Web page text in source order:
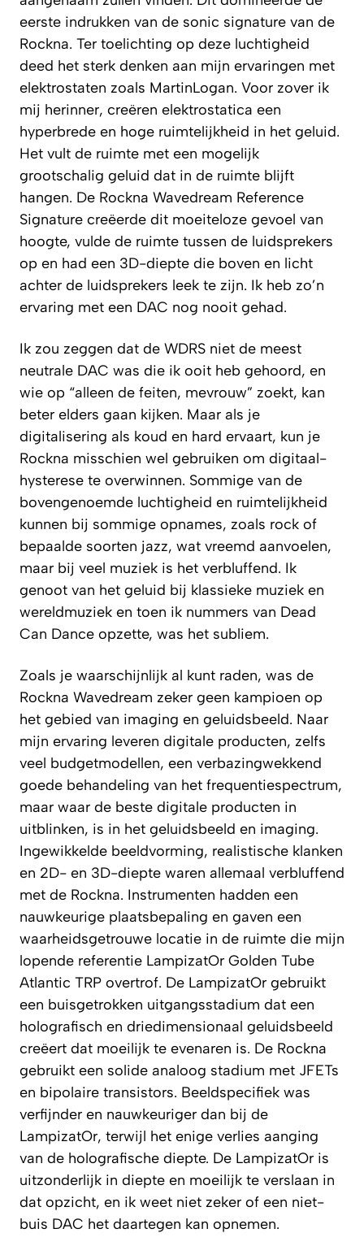
eerste indrukken van de sonic signature van de
Rockna. Ter toelichting op deze luchtigheid
deed het sterk denken aan mijn ervaringen met
elektrostaten zoals MartinLogan. Voor zover ik
mij herinner, creëren elektrostatica een
hyperbrede en hoge ruimtelijkheid in het geluid.
Het vult de ruimte met een mogelijk
grootschalig geluid dat in de ruimte blijft
hangen. De Rockna Wavedream Reference
Signature creëerde dit moeiteloze gevoel van
hoogte, vulde de ruimte tussen de luidsprekers
op en had een 3D-diepte die boven en licht
achter de luidsprekers leek te zijn. Ik heb zo’n
ervaring met een DAC nog nooit gehad.
Ik zou zeggen dat de WDRS niet de meest
neutrale DAC was die ik ooit heb gehoord, en
wie op “alleen de feiten, mevrouw” zoekt, kan
beter elders gaan kijken. Maar als je
digitalisering als koud en hard ervaart, kun je
Rockna misschien wel gebruiken om digitaal-
hysterese te overwinnen. Sommige van de
bovengenoemde luchtigheid en ruimtelijkheid
kunnen bij sommige opnames, zoals rock of
bepaalde soorten jazz, wat vreemd aanvoelen,
maar bij veel muziek is het verbluffend. Ik
genoot van het geluid bij klassieke muziek en
wereldmuziek en toen ik nummers van Dead
Can Dance opzette, was het subliem.
Zoals je waarschijnlijk al kunt raden, was de
Rockna Wavedream zeker geen kampioen op
het gebied van imaging en geluidsbeeld. Naar
mijn ervaring leveren digitale producten, zelfs
veel budgetmodellen, een verbazingwekkend
goede behandeling van het frequentiespectrum,
maar waar de beste digitale producten in
uitblinken, is in het geluidsbeeld en imaging.
Ingewikkelde beeldvorming, realistische klanken
en 2D- en 3D-diepte waren allemaal verbluffend
met de Rockna. Instrumenten hadden een
nauwkeurige plaatsbepaling en gaven een
waarheidsgetrouwe locatie in de ruimte die mijn
lopende referentie LampizatOr Golden Tube
Atlantic TRP overtrof. De LampizatOr gebruikt
een buisgetrokken uitgangsstadium dat een
holografisch en driedimensionaal geluidsbeeld
creëert dat moeilijk te evenaren is. De Rockna
gebruikt een solide analoog stadium met JFETs
en bipolaire transistors. Beeldspecifiek was
verfijnder en nauwkeuriger dan bij de
LampizatOr, terwijl het enige verlies aanging
van de holografische diepte. De LampizatOr is
uitzonderlijk in diepte en moeilijk te verslaan in
dat opzicht, en ik weet niet zeker of een niet-
buis DAC het daartegen kan opnemen.